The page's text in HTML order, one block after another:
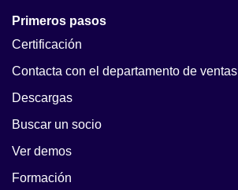
Primeros pasos
Certificación
Contacta con el departamento de ventas
Descargas
Buscar un socio
Ver demos
Formación